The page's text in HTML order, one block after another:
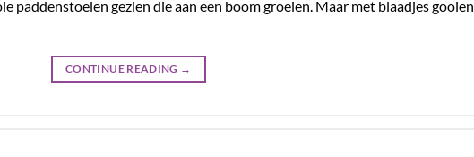
paddenstoelen gezien die aan een boom groeien. Maar met blaadjes gooien
CONTINUE READING →